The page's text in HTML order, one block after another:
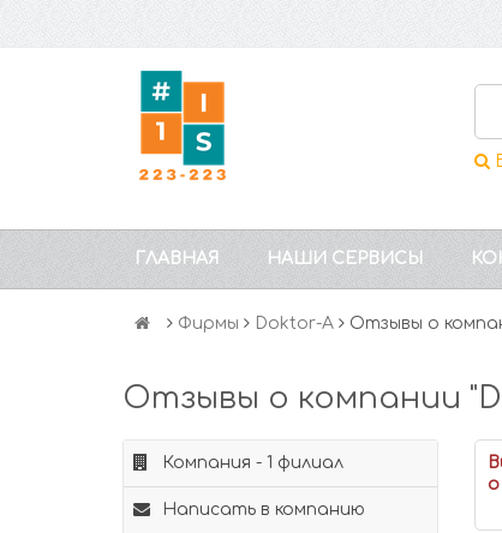
ГЛАВНАЯ НАШИ СЕРВИСЫ
Фирмы Doktor-A Отзывы о
Отзывы о компании
Компания - 1 филиал
Написать в компанию